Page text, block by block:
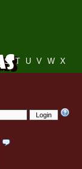
Login
S T U V W X